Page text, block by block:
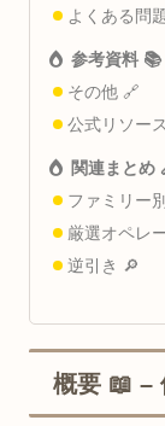
よくある問
参考資料 📚
その他 🔗
公式リソー
関連まとめ
ファミリー
厳選オペレ
逆引き 🔎
概要 📖 –